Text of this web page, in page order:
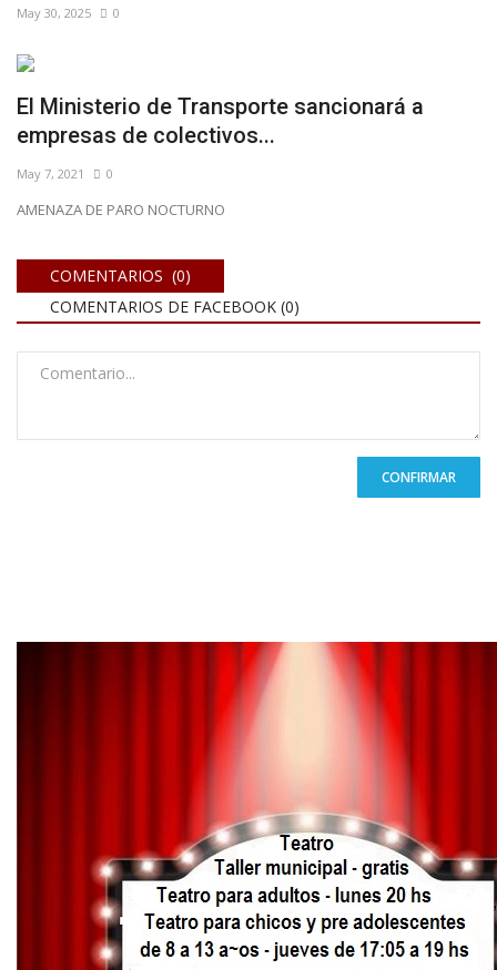
May 30, 2025 0
El Ministerio de Transporte sancionará a
empresas de colectivos...
May 7, 2021 0
AMENAZA DE PARO NOCTURNO
COMENTARIOS (0)
COMENTARIOS DE FACEBOOK (0)
CONFIRMAR